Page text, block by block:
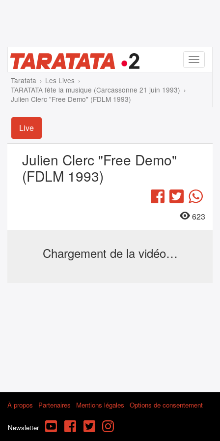
Menu
Taratata
Les Lives
TARATATA fête la musique (Carcassonne 21 juin 1993)
Julien Clerc "Free Demo" (FDLM 1993)
Live
Julien Clerc "Free Demo"
(FDLM 1993)
Facebook
Twitter
623
Chargement de la vidéo…
À propos Partenaires Mentions légales Options de consentement
Newsletter YouTube FacebookTwitterInstagram